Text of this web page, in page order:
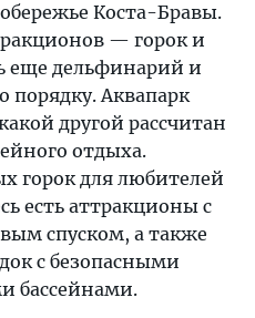
Коста-Бравы.
— горок и
еще дельфинарий и
порядку. Аквапарк
другой рассчитан
отдыха.
горок для любителей
есть аттракционы с
спуском, а также
с безопасными
бассейнами.